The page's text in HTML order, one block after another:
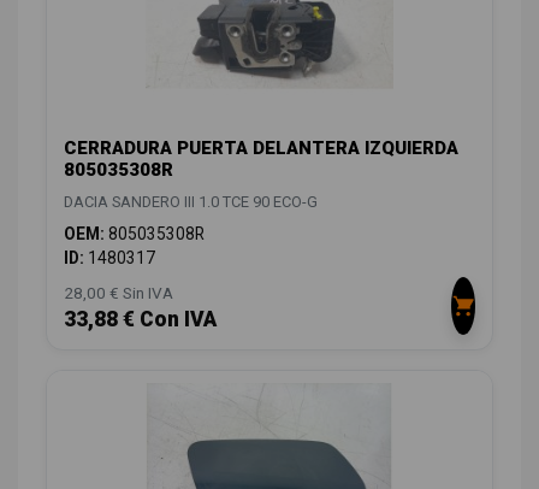
CERRADURA PUERTA DELANTERA IZQUIERDA
805035308R
DACIA SANDERO III 1.0 TCE 90 ECO-G
OEM: 805035308R
ID: 1480317
28,00 € Sin IVA
33,88 € Con IVA